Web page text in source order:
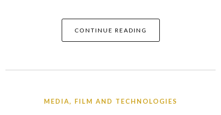
CONTINUE READING
MEDIA, FILM AND TECHNOLOGIES